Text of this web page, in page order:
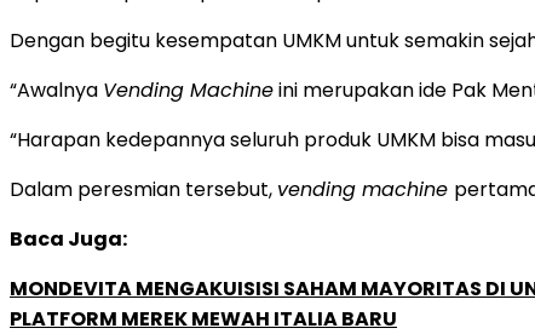
Dengan begitu kesempatan UMKM untuk semakin
“Awalnya Vending Machineini merupakan ide Pak
“Harapan kedepannya seluruh produk UMKM bisa
Dalam peresmian tersebut, vending machine
Baca Juga:
MONDEVITA MENGAKUISISI SAHAM MAYORITAS DI
PLATFORM MEREK MEWAH ITALIA BARU